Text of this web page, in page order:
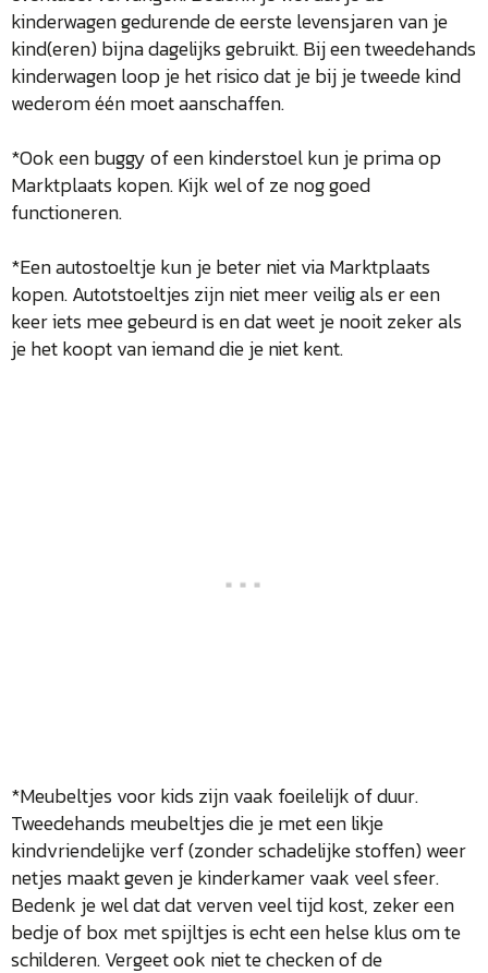
kinderwagen gedurende de eerste levensjaren van je
kind(eren) bijna dagelijks gebruikt. Bij een tweedehands
kinderwagen loop je het risico dat je bij je tweede kind
wederom één moet aanschaffen.
*Ook een buggy of een kinderstoel kun je prima op
Marktplaats kopen. Kijk wel of ze nog goed
functioneren.
*Een autostoeltje kun je beter niet via Marktplaats
kopen. Autotstoeltjes zijn niet meer veilig als er een
keer iets mee gebeurd is en dat weet je nooit zeker als
je het koopt van iemand die je niet kent.
*Meubeltjes voor kids zijn vaak foeilelijk of duur.
Tweedehands meubeltjes die je met een likje
kindvriendelijke verf (zonder schadelijke stoffen) weer
netjes maakt geven je kinderkamer vaak veel sfeer.
Bedenk je wel dat dat verven veel tijd kost, zeker een
bedje of box met spijltjes is echt een helse klus om te
schilderen. Vergeet ook niet te checken of de